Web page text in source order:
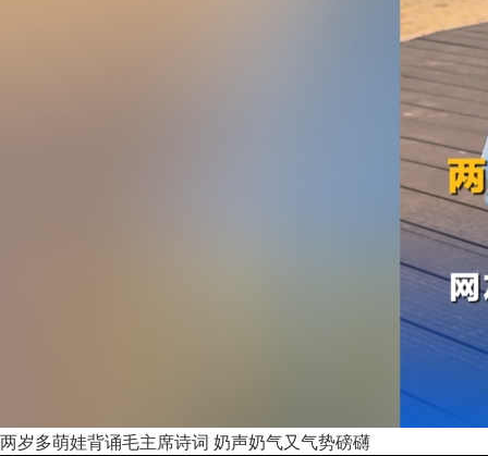
两岁多萌娃背诵毛主席诗词 奶声奶气又气势磅礴